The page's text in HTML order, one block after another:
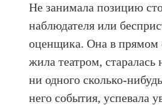
Не занимала позицию
наблюдателя или
оценщика. Она в прямом
жила театром, старалась
ни одного сколько-
него события, успевала